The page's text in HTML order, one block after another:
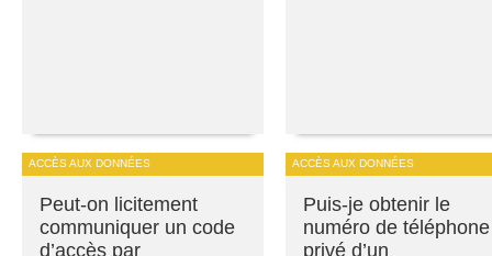
ACCÈS AUX DONNÉES
Peut-on licitement
communiquer un code
d’accès par
ACCÈS AUX DONNÉES
Puis-je obtenir le
numéro de téléphone
privé d’un